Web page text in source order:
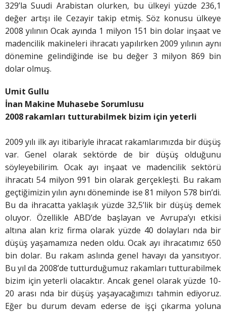
329’la Suudi Arabistan olurken, bu ülkeyi yüzde 236,1
değer artışı ile Cezayir takip etmiş. Söz konusu ülkeye
2008 yılının Ocak ayında 1 milyon 151 bin dolar inşaat ve
madencilik makineleri ihracatı yapılırken 2009 yılının aynı
dönemine gelindiğinde ise bu değer 3 milyon 869 bin
dolar olmuş.
Umit Gullu
İnan Makine Muhasebe Sorumlusu
2008 rakamları tutturabilmek bizim için yeterli
2009 yılı ilk ayı itibariyle ihracat rakamlarımızda bir düşüş
var. Genel olarak sektörde de bir düşüş olduğunu
söyleyebilirim. Ocak ayı inşaat ve madencilik sektörü
ihracatı 54 milyon 991 bin olarak gerçekleşti. Bu rakam
geçtiğimizin yılın aynı döneminde ise 81 milyon 578 bin’di.
Bu da ihracatta yaklaşık yüzde 32,5’lik bir düşüş demek
oluyor. Özellikle ABD’de başlayan ve Avrupa’yı etkisi
altına alan kriz firma olarak yüzde 40 dolayları nda bir
düşüş yaşamamıza neden oldu. Ocak ayı ihracatımız 650
bin dolar. Bu rakam aslında genel havayı da yansıtıyor.
Bu yıl da 2008’de tutturduğumuz rakamları tutturabilmek
bizim için yeterli olacaktır. Ancak genel olarak yüzde 10-
20 arası nda bir düşüş yaşayacağımızı tahmin ediyoruz.
Eğer bu durum devam ederse de işçi çıkarma yoluna